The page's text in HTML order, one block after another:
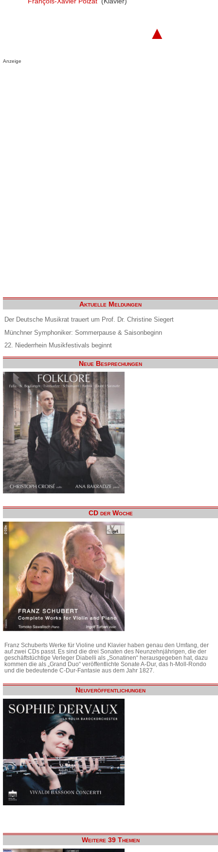
▲
Anzeige
Aktuelle Meldungen
Der Deutsche Musikrat trauert um Prof. Dr. Christine Siegert
Münchner Symphoniker: Sommerpause & Saisonbeginn
22. Niederrhein Musikfestivals beginnt
Neue Besprechungen
CD der Woche
Franz Schuberts Werke für Violine und Klavier haben genau den Umfang, der
auf zwei CDs passt. Es sind die drei Sonaten des Neunzehnjährigen, die der
geschäftstüchtige Verleger Diabelli als „Sonatinen“ herausgegeben hat, dazu
kommen die als „Grand Duo“ veröffentlichte Sonate A-Dur, das h-Moll-Rondo
und die bedeutende C-Dur-Fantasie aus dem Jahr 1827.
Neuveröffentlichungen
Weitere 39 Themen